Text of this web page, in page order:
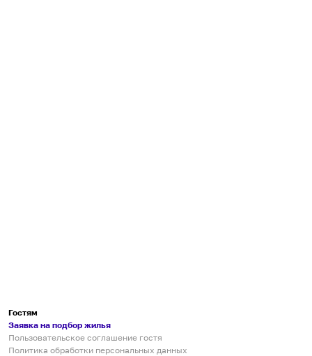
Гостям
Заявка на подбор жилья
Пользовательское соглашение гостя
Политика обработки персональных данных